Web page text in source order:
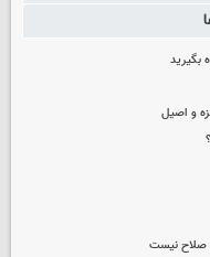
بگیرید
و اصیل
صلاح نیست